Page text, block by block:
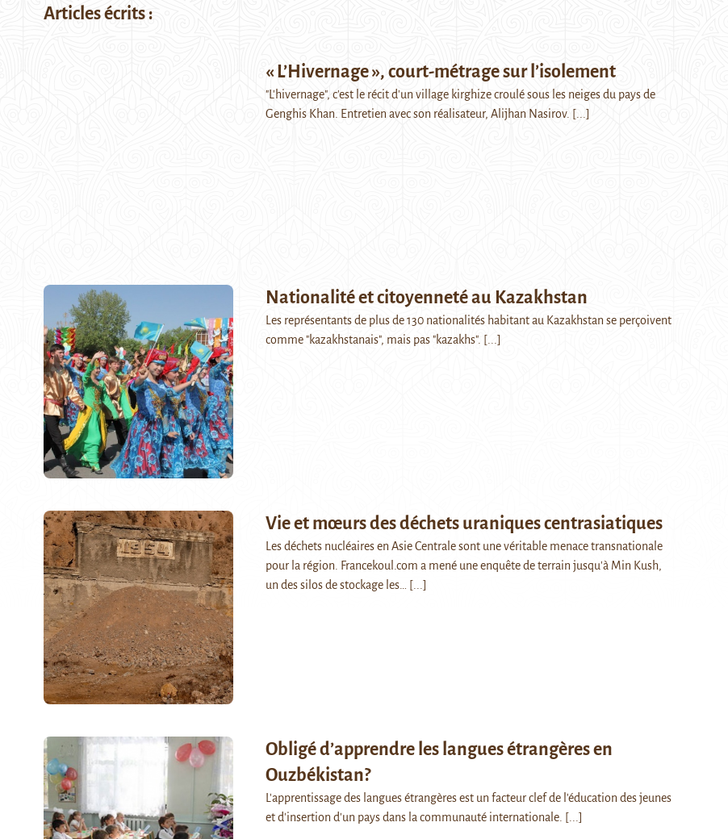
Articles écrits :
« L’Hivernage », court-métrage sur l’isolement
"L'hivernage", c'est le récit d'un village kirghize croulé sous les neiges du pays de
Genghis Khan. Entretien avec son réalisateur, Alijhan Nasirov. [...]
Nationalité et citoyenneté au Kazakhstan
Les représentants de plus de 130 nationalités habitant au Kazakhstan se perçoivent
comme "kazakhstanais", mais pas "kazakhs". [...]
Vie et mœurs des déchets uraniques centrasiatiques
Les déchets nucléaires en Asie Centrale sont une véritable menace transnationale
pour la région. Francekoul.com a mené une enquête de terrain jusqu'à Min Kush,
un des silos de stockage les…
[...]
Obligé d’apprendre les langues étrangères en
Ouzbékistan?
L'apprentissage des langues étrangères est un facteur clef de l'éducation des jeunes
et d'insertion d'un pays dans la communauté internationale. [...]